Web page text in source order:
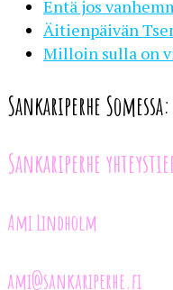
Entä jos
Äitienpäivän
Milloin sulla on
Sankariperhe Somessa:
Sankariperhe
Ami Lindholm
ami@sankariperhe.fi